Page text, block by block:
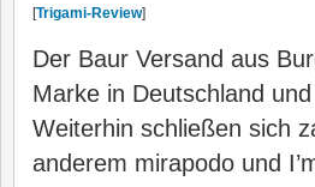
[Trigami-Review]
Der Baur Versand aus
Marke in Deutschland
Weiterhin schließen sich
anderem mirapodo und